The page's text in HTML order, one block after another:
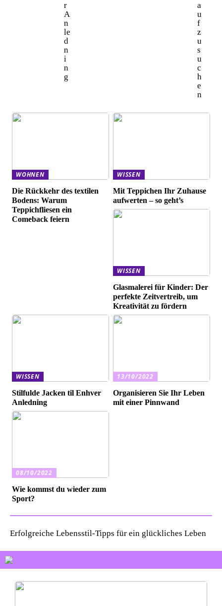
r
A
n
le
d
n
i
n
g
a
u
f
z
u
s
u
c
h
e
n
WOHNEN
Die Rückkehr des textilen
Bodens: Warum
Teppichfliesen ein
Comeback feiern
WISSEN
Mit Teppichen Ihr Zuhause
aufwerten – so geht’s
WISSEN
Glasmalerei für Kinder: Der
perfekte Zeitvertreib, um
Kreativität zu fördern
WISSEN
Stilfulde Jacken til Enhver
Anledning
13/10/2022
Organisieren Sie Ihr Leben
mit einer Pinnwand
08/10/2022
Wie kommst du wieder zum
Sport?
Erfolgreiche Lebensstil-Tipps für ein glückliches Leben